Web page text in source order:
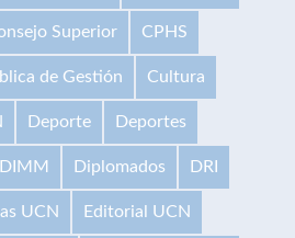
Superior CPHS
de Gestión Cultura
Deporte Deportes
DIMM Diplomados DRI
UCN Editorial UCN